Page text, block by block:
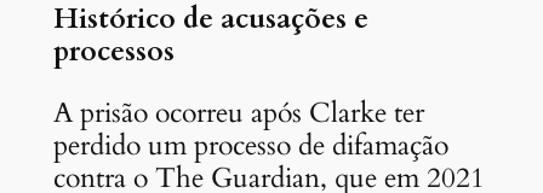
Histórico de acusações e
processos
A prisão ocorreu após Clarke ter
perdido um processo de difamação
contra o The Guardian, que em 2021